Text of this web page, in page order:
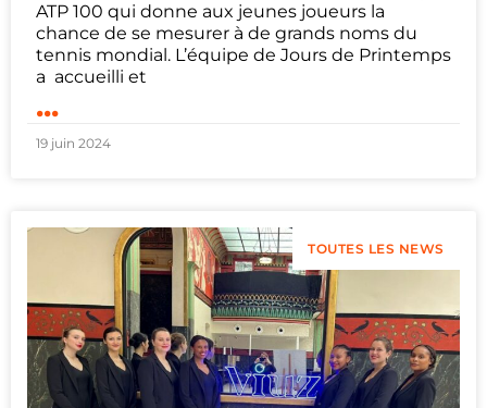
ATP 100 qui donne aux jeunes joueurs la
chance de se mesurer à de grands noms du
tennis mondial. L’équipe de Jours de Printemps
a accueilli et
...
19 juin 2024
TOUTES LES NEWS